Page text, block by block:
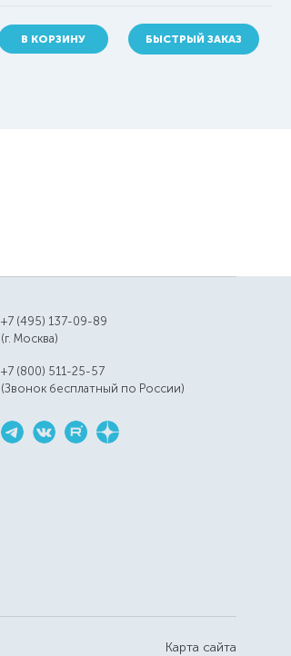
В КОРЗИНУ БЫСТРЫЙ ЗАКАЗ
+7 (495) 137-09-89
(г. Москва)
+7 (800) 511-25-57
(Звонок бесплатный по России)
Карта сайта